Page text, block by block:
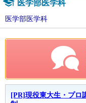
医学部医学科
医学部医学科